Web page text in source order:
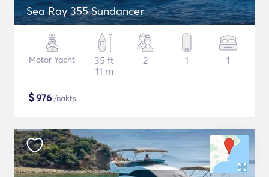
Sea Ray 355 Sundancer
Motor Yacht
35 ft
11 m
2 1 1
$976 /nakts